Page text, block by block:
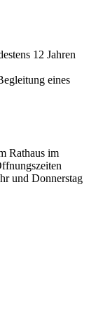
12 Jahren
eines
Rathaus im
und Donnerstag